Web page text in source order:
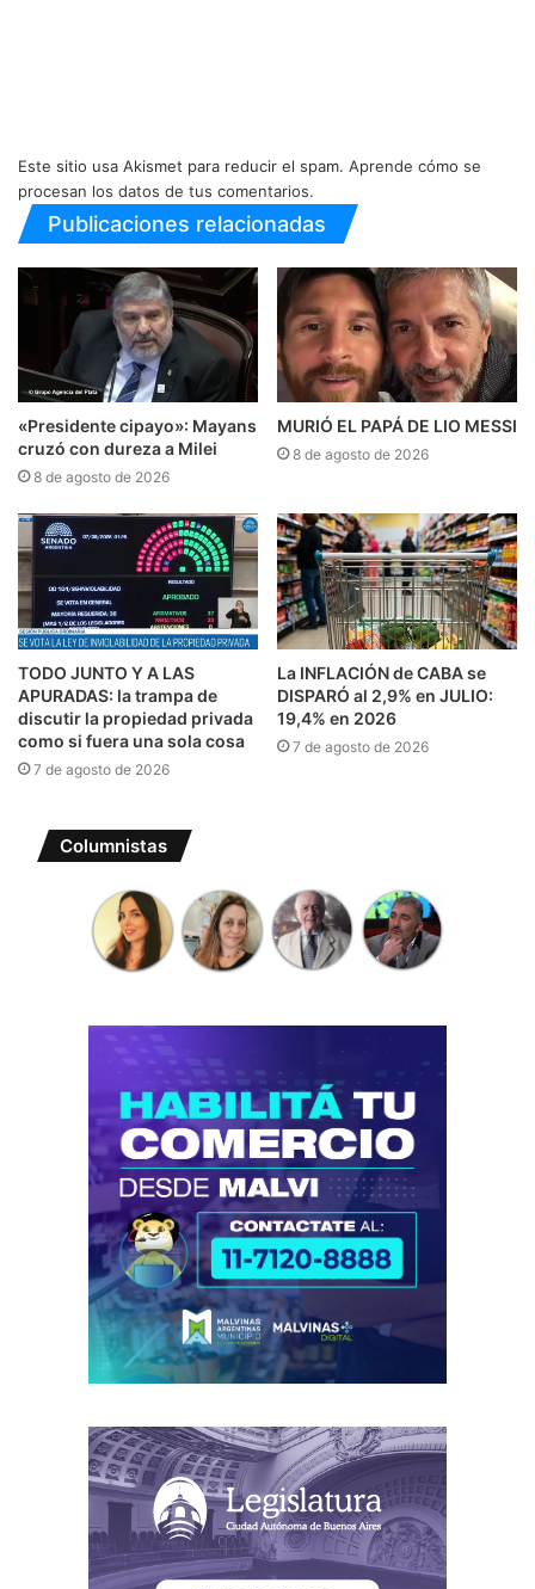
Este sitio usa Akismet para reducir el spam. Aprende cómo se
procesan los datos de tus comentarios.
Publicaciones relacionadas
«Presidente cipayo»: Mayans
cruzó con dureza a Milei
8 de agosto de 2026
MURIÓ EL PAPÁ DE LIO MESSI
8 de agosto de 2026
TODO JUNTO Y A LAS
APURADAS: la trampa de
discutir la propiedad privada
como si fuera una sola cosa
7 de agosto de 2026
La INFLACIÓN de CABA se
DISPARÓ al 2,9% en JULIO:
19,4% en 2026
7 de agosto de 2026
Columnistas